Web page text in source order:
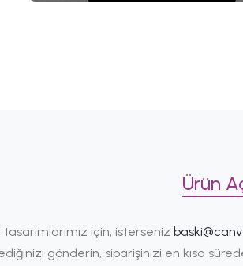
Ürün
tasarımlarımız için, isterseniz
gönderin, siparişinizi en kısa